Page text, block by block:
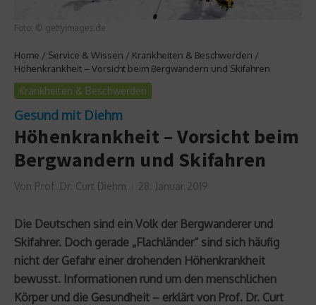
Foto: © gettyimages.de
Home / Service & Wissen / Krankheiten & Beschwerden /
Höhenkrankheit – Vorsicht beim Bergwandern und Skifahren
Krankheiten & Beschwerden
Gesund mit Diehm
Höhenkrankheit – Vorsicht beim
Bergwandern und Skifahren
Von Prof. Dr. Curt Diehm 28. Januar 2019
Die Deutschen sind ein Volk der Bergwanderer und
Skifahrer. Doch gerade „Flachländer“ sind sich häufig
nicht der Gefahr einer drohenden Höhenkrankheit
bewusst. Informationen rund um den menschlichen
Körper und die Gesundheit – erklärt von Prof. Dr. Curt